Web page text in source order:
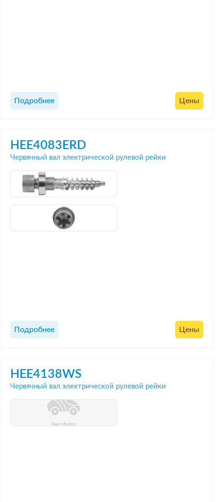
Подробнее Цены
HEE4083ERD
Червячный вал электрической рулевой рейки
Подробнее Цены
HEE4138WS
Червячный вал электрической рулевой рейки